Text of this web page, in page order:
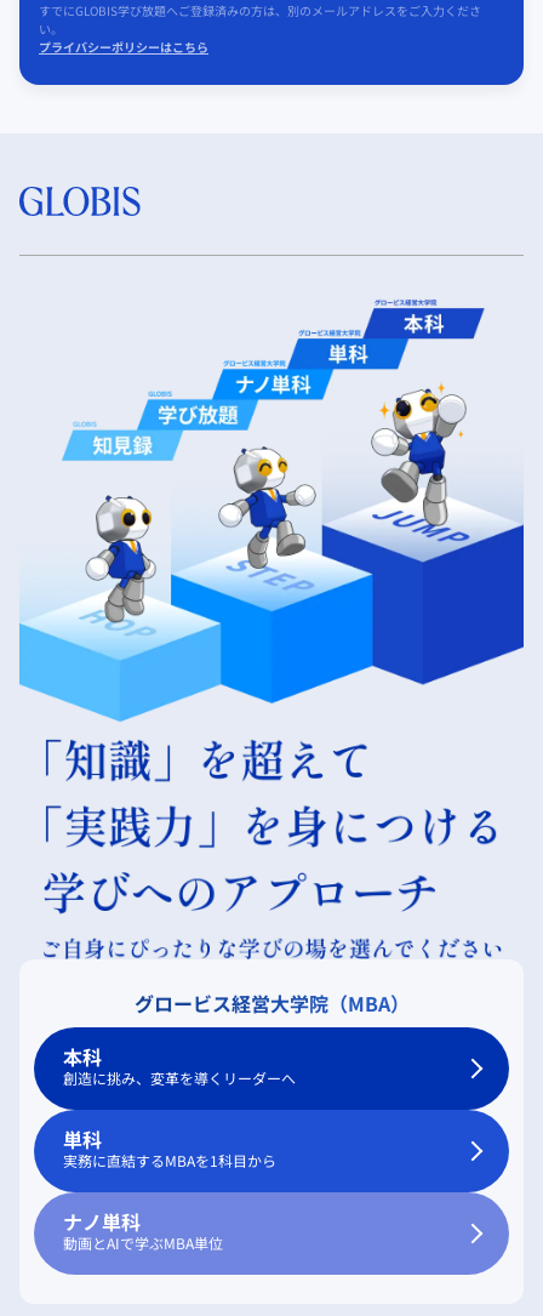
すでにGLOBIS学び放題へご登録済みの方は、別のメールアドレスをご入力くださ
い。
プライバシーポリシーはこちら
グロービス経営大学院（MBA）
本科
創造に挑み、変革を導くリーダーへ
単科
実務に直結するMBAを1科目から
ナノ単科
動画とAIで学ぶMBA単位